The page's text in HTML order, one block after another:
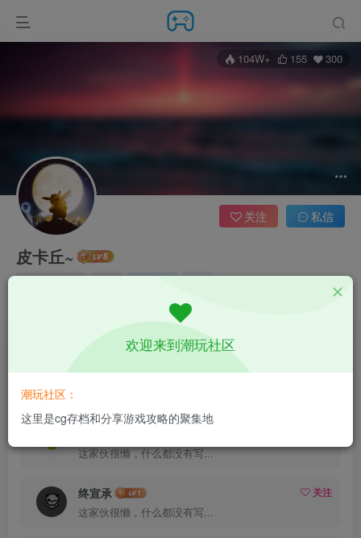
104W+ 155 300
皮卡丘~
分享达人 湖南 超级版主 版主
皮卡丘分享达人~ 如果有解压码一般为：ziyanghua
关注 私信
评论 60 版块7
这家伙很懒，什么都没有写...
终宣承
关注
这家伙很懒，什么都没有写...
欢迎来到潮玩社区
潮玩社区：
这里是cg存档和分享游戏攻略的聚集地